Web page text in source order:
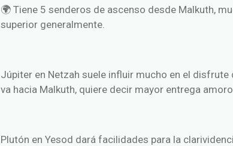
🌍 Tiene 5 senderos de ascenso desde Malkuth,
superior generalmente.
Júpiter en Netzah suele influir mucho en el
va hacia Malkuth, quiere decir mayor entrega
Plutón en Yesod dará facilidades para la